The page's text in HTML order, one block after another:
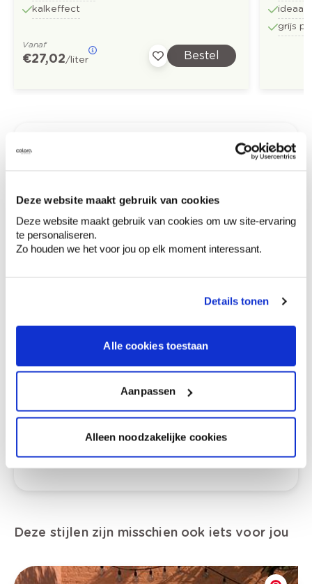
Deze website maakt gebruik van cookies
Deze website maakt gebruik van cookies om uw site-ervaring
te personaliseren.
Zo houden we het voor jou op elk moment interessant.
Details tonen
Alle cookies toestaan
Aanpassen
Alleen noodzakelijke cookies
kalkeffect
Vanaf
€ 27,02/liter Bestel
ideaal
grijs
ruimtes.
Krijg kleuradvies op basis van de lichtinval
en je meubels.
Krijg ineens een technologische check-up
Bekijk je kleur in de winkel
Ontdek er kleurechte stalen van je
Bekijk er de bijhorende tinten om je kleur
te verfijnen.
Krijg persoonlijk advies om kleuren te
combineren.
Deze stijlen zijn misschien ook iets voor jou